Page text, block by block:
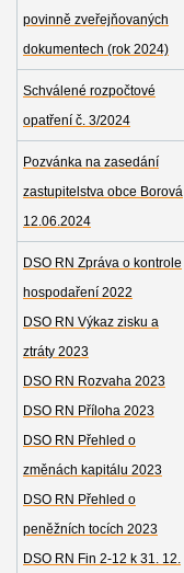
povinně zveřejňovaných
dokumentech (rok 2024)
Schválené rozpočtové
opatření č. 3/2024
Pozvánka na zasedání
zastupitelstva obce Borová
12.06.2024
DSO RN Zpráva o kontrole
hospodaření 2022
DSO RN Výkaz zisku a
ztráty 2023
DSO RN Rozvaha 2023
DSO RN Příloha 2023
DSO RN Přehled o
změnách kapitálu 2023
DSO RN Přehled o
peněžních tocích 2023
DSO RN Fin 2-12 k 31. 12.